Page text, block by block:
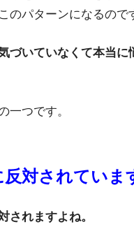
のパターンになるので
づいていなくて本当に
一つです。
対されていま
されますよね。